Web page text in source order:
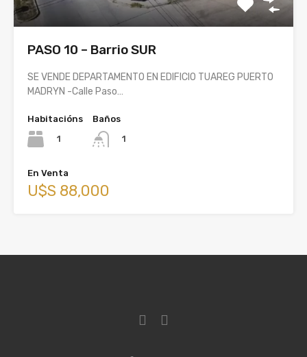
PASO 10 – Barrio SUR
SE VENDE DEPARTAMENTO EN EDIFICIO TUAREG PUERTO
MADRYN -Calle Paso…
Habitacións
1
Baños
1
En Venta
U$S 88,000